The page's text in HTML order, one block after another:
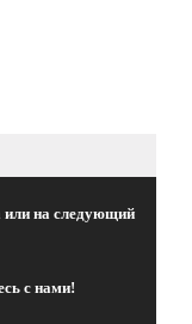
или на следующий
с нами!